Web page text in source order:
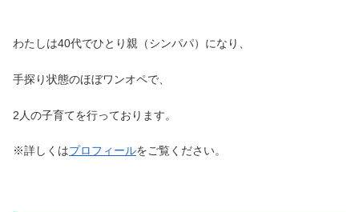
わたしは40代でひとり親（シンパパ）になり、
手探り状態のほぼワンオペで、
2人の子育てを行っております。
※詳しくはプロフィールをご覧ください。